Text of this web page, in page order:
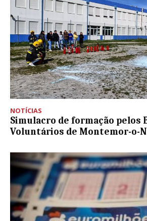
NOTÍCIAS
Simulacro de formação pelos
Voluntários de Montemor-o-